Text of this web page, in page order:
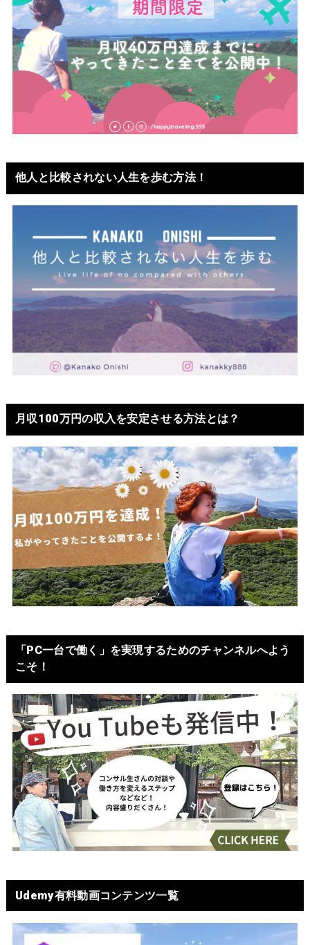
他人と比較されない人生を歩む方法！
月収100万円の収入を安定させる方法とは？
「PC一台で働く」を実現するためのチャンネルへよう
こそ！
Udemy有料動画コンテンツ一覧